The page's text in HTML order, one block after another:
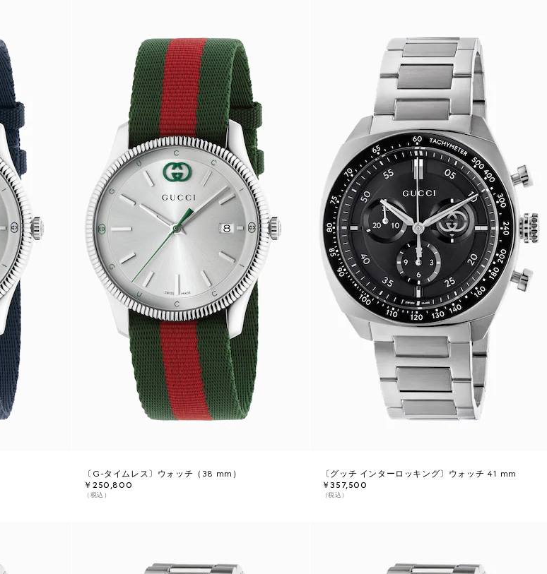
〔G-タイムレス〕ウォッチ（38 mm）
￥250,800
（税込）
〔グッチ インターロッキング〕ウォッチ 41 mm
￥357,500
（税込）